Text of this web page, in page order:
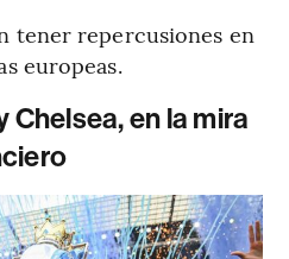
tener repercusiones en
europeas.
en la mira